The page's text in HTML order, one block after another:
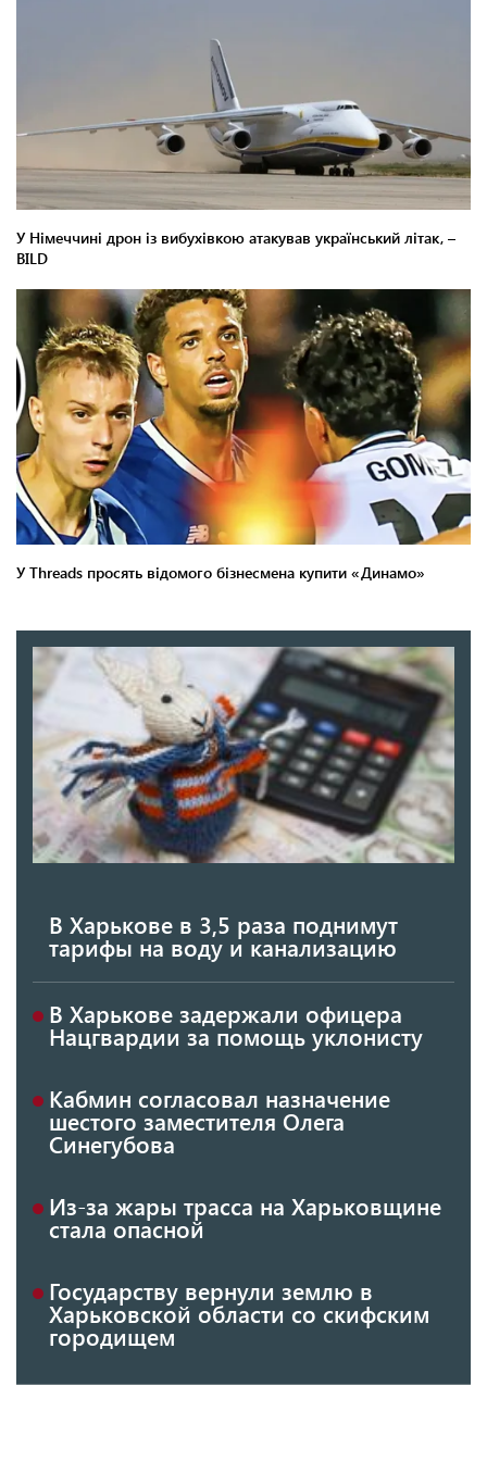
В Харькове в 3,5 раза поднимут
тарифы на воду и канализацию
В Харькове задержали офицера
Нацгвардии за помощь уклонисту
Кабмин согласовал назначение
шестого заместителя Олега
Синегубова
Из-за жары трасса на Харьковщине
стала опасной
Государству вернули землю в
Харьковской области со скифским
городищем